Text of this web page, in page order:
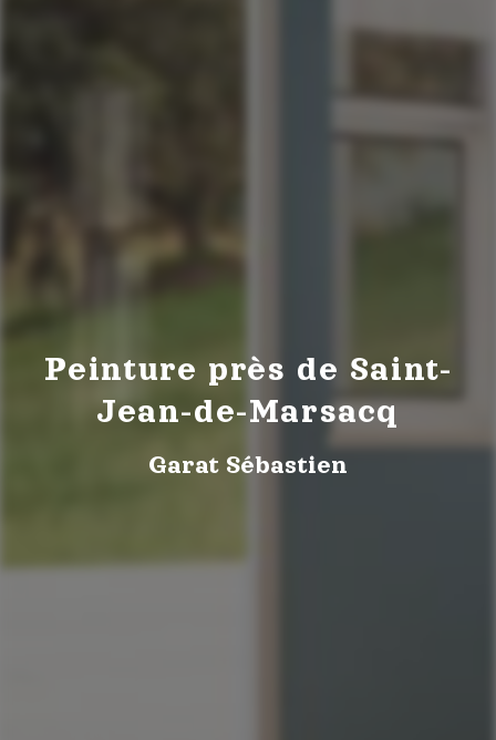
Peinture près de Saint-
Jean-de-Marsacq
Garat Sébastien